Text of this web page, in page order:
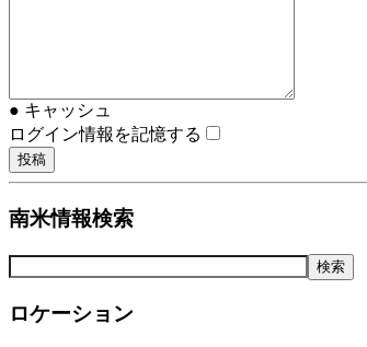
● キャッシュ
ログイン情報を記憶する
南米情報検索
ロケーション